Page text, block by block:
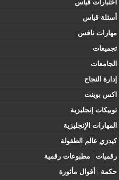
اختبارات قياس
أسئلة قياس
مهارات نافس
تجميعات
الجامعات
إدارة النجاح
اكس بوينت
توبيكات إنجليزية
المهارات الإنجليزية
كيدزي عالم الطفولة
رقميات | مطبوعات رقمية
حكمة | أقوال مأثورة